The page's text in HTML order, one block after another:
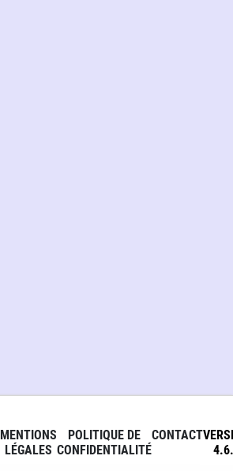
MENTIONS
LÉGALES
POLITIQUE DE
CONFIDENTIALITÉ
CONTACT